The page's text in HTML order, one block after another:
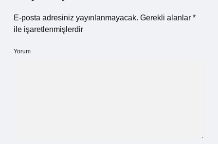
E-posta adresiniz yayınlanmayacak. Gerekli alanlar *
ile işaretlenmişlerdir
Yorum